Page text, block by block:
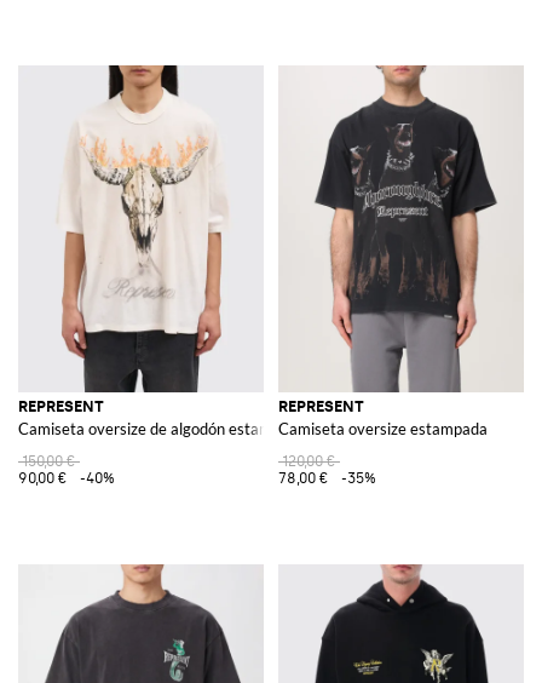
REPRESENT
Camiseta oversize de algodón estampada
150,00 €
90,00 €
-40%
REPRESENT
Camiseta oversize estampada
120,00 €
78,00 €
-35%